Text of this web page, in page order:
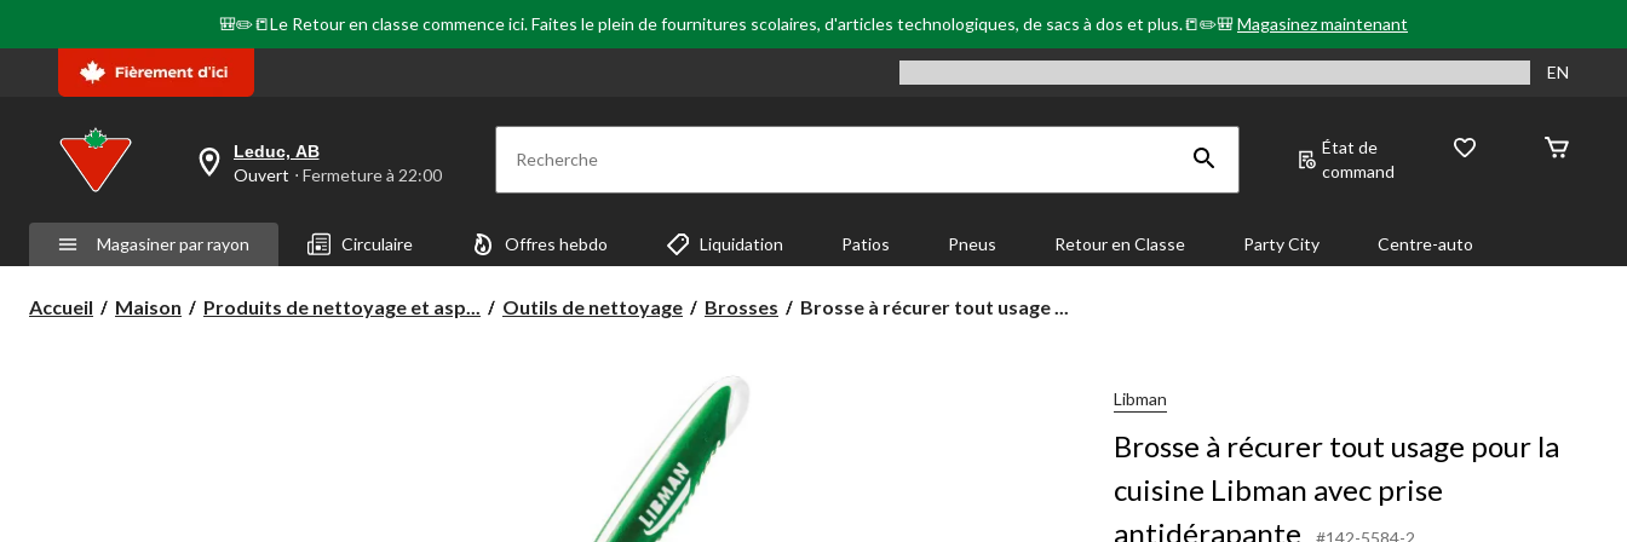
🎒✏️📒Le Retour en classe commence ici. Faites le plein de fournitures scolaires, d'articles technologiques, de sacs à dos et plus.📒✏️🎒Magasinez maintenant
EN
votre
est
Leduc,
AB,
Ouvert,
Leduc, AB
Ouvert ⋅ Fermeture à 22:00 Recherche
État de
command
Magasiner par rayon Circulaire Offres hebdo Liquidation Patios Pneus Retour en Classe Party City Centre-auto
Accueil Maison Produits de nettoyage et asp... Outils de nettoyage Brosses
Brosse
Brosse à récurer tout usage ...
Libman
Brosse à récurer tout usage pour la
cuisine Libman avec prise
antidérapante
#142-5584-2